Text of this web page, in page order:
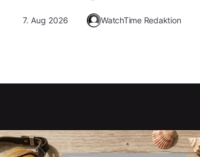
7. Aug 2026 WatchTime Redaktion